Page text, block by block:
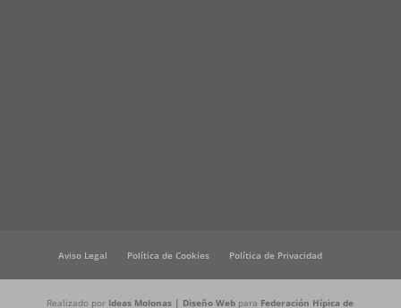
Aviso Legal Política de Cookies Política de Privacidad
Realizado por Ideas Molonas | Diseño Web para Federación Hípica de